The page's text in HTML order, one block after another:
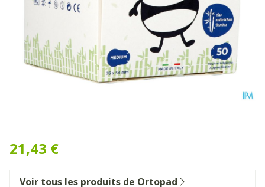
21,43 €
Voir tous les produits de Ortopad